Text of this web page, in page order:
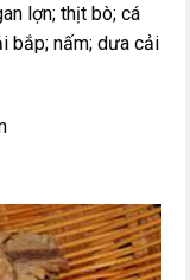
lợn; thịt bò; cá
bắp; nấm; dưa cải